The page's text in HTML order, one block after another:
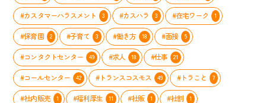
#カスタマーハラスメント 3 #カスハラ 3 #在宅ワーク 1
#保育園 2 #子育て 3 #働き方 18 #面接 5
#コンタクトセンター 49 #求人 18 #仕事 21
#コールセンター 42 #トランスコスモス 49 #トラこと 7
#社内販売 1 #福利厚生 11 #社販 1 #社割 1